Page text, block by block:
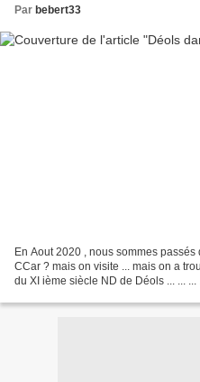
Par bebert33
En Aout 2020 , nous sommes
CCar ? mais on visite ... mais on a
du XI ième siècle ND de Déols ... ...